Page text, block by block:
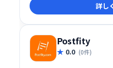
とめて管理し、効率的なソ
現します。現在、無料プ
FeedAlphaで、あなたの
化しましょう！
詳し
Postfity
0.0 (0件)